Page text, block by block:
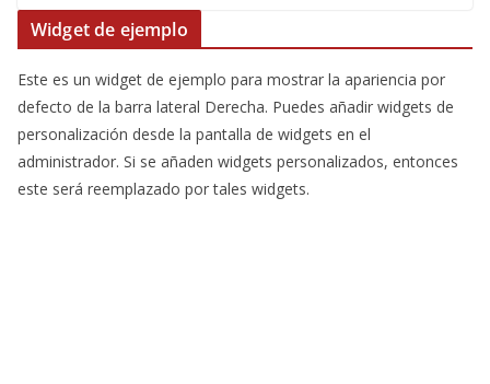
Widget de ejemplo
Este es un widget de ejemplo para mostrar la apariencia por
defecto de la barra lateral Derecha. Puedes añadir widgets de
personalización desde la pantalla de widgets en el
administrador. Si se añaden widgets personalizados, entonces
este será reemplazado por tales widgets.